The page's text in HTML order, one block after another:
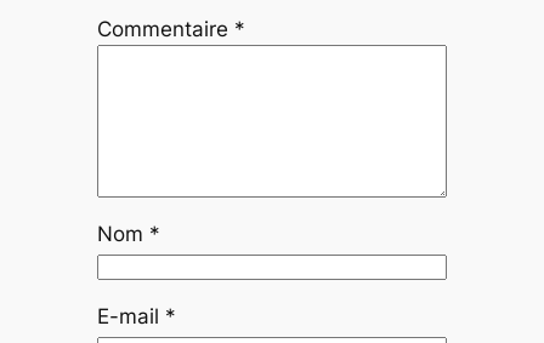
Commentaire *
Nom *
E-mail *